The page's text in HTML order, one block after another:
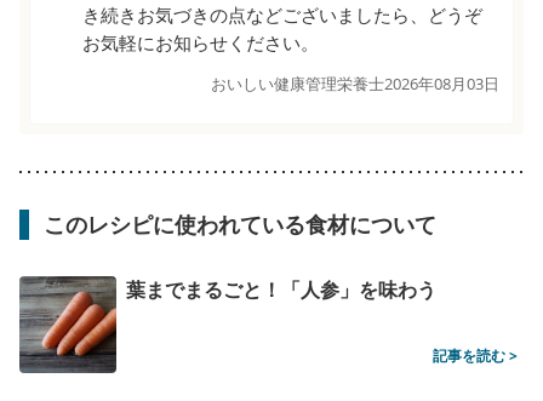
き続きお気づきの点などございましたら、どうぞ
お気軽にお知らせください。
おいしい健康管理栄養士2026年08月03日
このレシピに使われている食材について
葉までまるごと！「人参」を味わう
記事を読む >